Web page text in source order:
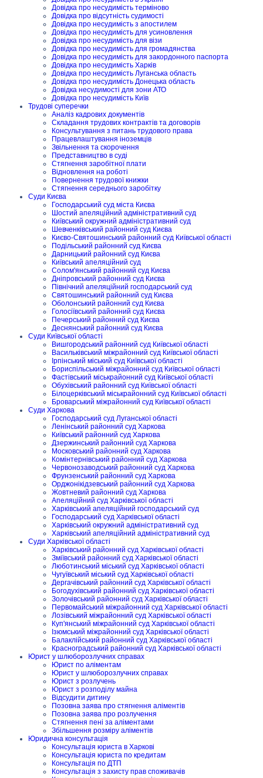
Довідка про несудимість терміново
Довідка про відсутність судимості
Довідка про несудимість з апостилем
Довідка про несудимість для усиновлення
Довідка про несудимість для візи
Довідка про несудимість для громадянства
Довідка про несудимість для закордонного паспорта
Довідка про несудимість Харків
Довідка про несудимість Луганська область
Довідка про несудимість Донецька область
Довідка несудимості для зони АТО
Довідка про несудимість Київ
Трудові суперечки
Аналіз кадрових документів
Складання трудових контрактів та договорів
Консультування з питань трудового права
Працевлаштування іноземців
Звільнення та скорочення
Представництво в суді
Стягнення заробітної плати
Відновлення на роботі
Повернення трудової книжки
Стягнення середнього заробітку
Суди Києва
Господарський суд міста Києва
Шостий апеляційний адміністративний суд
Київський окружний адміністративний суд
Шевченківський районний суд Києва
Києво-Святошинський районний суд Київської області
Подільський районний суд Києва
Дарницький районний суд Києва
Київський апеляційний суд
Солом'янський районний суд Києва
Дніпровський районний суд Києва
Північний апеляційний господарський суд
Святошинський районний суд Києва
Оболонський районний суд Києва
Голосіївський районний суд Києва
Печерський районний суд Києва
Деснянський районний суд Києва
Суди Київської області
Вишгородський районний суд Київської області
Васильківський міжрайонний суд Київської області
Ірпінський міський суд Київської області
Бориспільський міжрайонний суд Київської області
Фастівський міськрайонний суд Київської області
Обухівський районний суд Київської області
Білоцерківський міськрайонний суд Київської області
Броварський міжрайонний суд Київської області
Суди Харкова
Господарський суд Луганської області
Ленінський районний суд Харкова
Київський районний суд Харкова
Дзержинський районний суд Харкова
Московський районний суд Харкова
Комінтернівський районний суд Харкова
Червонозаводський районний суд Харкова
Фрунзенський районний суд Харкова
Орджонікідзевський районний суд Харкова
Жовтневий районний суд Харкова
Апеляційний суд Харківської області
Харківський апеляційний господарський суд
Господарський суд Харківської області
Харківський окружний адміністративний суд
Харківський апеляційний адміністративний суд
Суди Харківської області
Харківський районний суд Харківської області
Зміївський районний суд Харківської області
Люботинський міський суд Харківської області
Чугуївський міський суд Харківської області
Дергачівський районний суд Харківської області
Богодухівський районний суд Харківської області
Золочівський районний суд Харківської області
Первомайський міжрайонний суд Харківської області
Лозівський міжрайонний суд Харківської області
Куп'янський міжрайонний суд Харківської області
Ізюмський міжрайонний суд Харківської області
Балаклійський районний суд Харківської області
Красноградський районний суд Харківської області
Юрист у шлюборозлучних справах
Юрист по аліментам
Юрист у шлюборозлучних справах
Юрист з розлучень
Юрист з розподілу майна
Відсудити дитину
Позовна заява про стягнення аліментів
Позовна заява про розлучення
Стягнення пені за аліментами
Збільшення розміру аліментів
Юридична консультація
Консультація юриста в Харкові
Консультація юриста по кредитам
Консультація по ДТП
Консультація з захисту прав споживачів